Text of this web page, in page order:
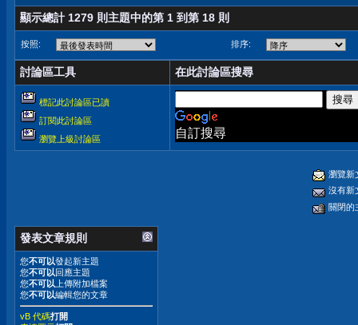
顯示總計 1279 則主題中的第 1 到第 18 則
按照: 排序:
討論區工具 在此討論區搜尋
標記此討論區已讀
訂閱此討論區
瀏覽上級討論區
自訂搜尋
瀏覽新
沒有新
關閉的
發表文章規則
您不可以發起新主題
您不可以回應主題
您不可以 上傳附加檔案
您不可以編輯您的文章
vB 代碼打開